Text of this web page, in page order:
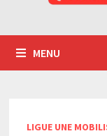
MENU
LIGUE UNE